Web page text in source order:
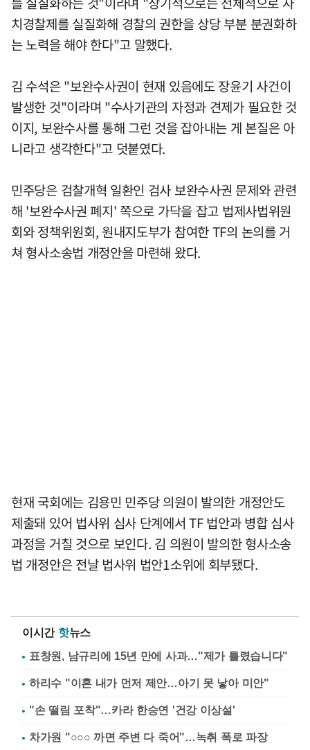
치경찰제를 실질화해 경찰의 권한을 상당 부분 분권화하
는 노력을 해야 한다"고 말했다.
김 수석은 "보완수사권이 현재 있음에도 장윤기 사건이
발생한 것"이라며 "수사기관의 자정과 견제가 필요한 것
이지, 보완수사를 통해 그런 것을 잡아내는 게 본질은 아
니라고 생각한다"고 덧붙였다.
민주당은 검찰개혁 일환인 검사 보완수사권 문제와 관련
해 '보완수사권 폐지' 쪽으로 가닥을 잡고 법제사법위원
회와 정책위원회, 원내지도부가 참여한 TF의 논의를 거
쳐 형사소송법 개정안을 마련해 왔다.
현재 국회에는 김용민 민주당 의원이 발의한 개정안도
제출돼 있어 법사위 심사 단계에서 TF 법안과 병합 심사
과정을 거칠 것으로 보인다. 김 의원이 발의한 형사소송
법 개정안은 전날 법사위 법안1소위에 회부됐다.
이시간 핫뉴스
표창원, 남규리에 15년 만에 사과…"제가 틀렸습니다"
하리수 "이혼 내가 먼저 제안…아기 못 낳아 미안"
"손 떨림 포착"…카라 한승연 '건강 이상설'
차가원 "○○○ 까면 주변 다 죽어"…녹취 폭로 파장